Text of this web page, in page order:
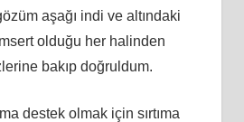
aşağı indi ve altındaki
olduğu her halinden
bakıp doğruldum.
destek olmak için sırtıma